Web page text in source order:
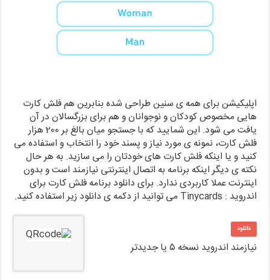
اپلیکیشن برای همه ی سنین طراحی شده بنابرین هم فلش کارت
هایی مخصوص کودکان و نوجوانان و هم برای بزرگسالان در آن
یافت می شود. این شمایید که با جستجو میان بالغ بر 200 هزار
فلش کارت، نمونه ی مورد نیاز و پسند خود را انتخاب و استفاده می
کنید و یا اینکه فلش کارت های خودتان را می سازید. به هر حال
نکته ی دیگر اینکه برنامه به اتصال اینترنتی نیازمند است و بدون
اینترنت عملا کاربردی ندارد. برای دانلود برنامه فلش کارت برای
اندروید : Tinycards می توانید از دکمه ی دانلود زیر استفاده کنید.
دانلود
نیازمند اندروید نسخه ۵ یا جدیدتر